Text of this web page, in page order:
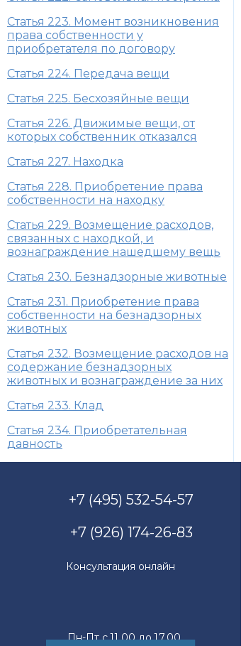
Статья 223. Момент возникновения
права собственности у
приобретателя по договору
Статья 224. Передача вещи
Статья 225. Бесхозяйные вещи
Статья 226. Движимые вещи, от
которых собственник отказался
Статья 227. Находка
Статья 228. Приобретение права
собственности на находку
Статья 229. Возмещение расходов,
связанных с находкой, и
вознаграждение нашедшему вещь
Статья 230. Безнадзорные животные
Статья 231. Приобретение права
собственности на безнадзорных
животных
Статья 232. Возмещение расходов на
содержание безнадзорных
животных и вознаграждение за них
Статья 233. Клад
Статья 234. Приобретательная
давность
Пн-Пт с 11.00 до 17.00
+7 (495) 532-54-57
+7 (926) 174-26-83
Консультация онлайн